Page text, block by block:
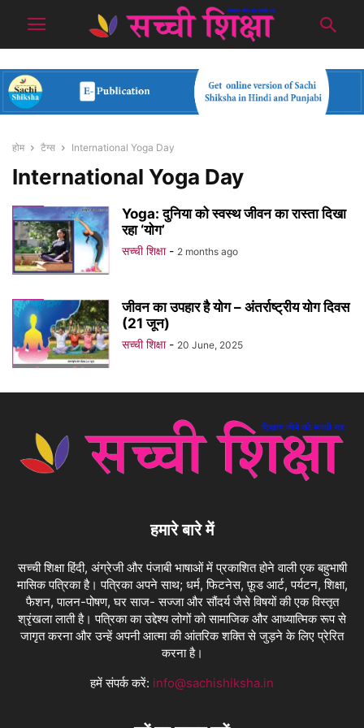
होम टैग्स International Yoga Day
International Yoga Day
Yoga: दुनिया को स्वस्थ जीवन का रास्ता दिखा
रहा ‘योग’
सच्ची शिक्षा - 2 months ago
जीवन का उपहार है योग – अंतर्राष्ट्रीय योग दिवस
(21 जून)
सच्ची शिक्षा - 20 June, 2025
हमारे बारे में
सच्ची शिक्षा हिंदी, अंग्रेजी और पंजाबी भाषाओं में प्रकाशित होने वाली एक बहुभाषी
मासिक पत्रिका है। पत्रिका अपने साथ; धर्म, फिटनेस, फ़ूड आर्ट, पर्यटन, शिक्षा,
फैशन, पालन-पोषण, घर साज- सज्जा और सौंदर्य जैसे विषयों की एक विस्तृत
श्रृंखला लाती है। पत्रिका का उद्देश्य लोगों को सामाजिक और आध्यात्मिक रूप से
जागृत करना और उन्हें अपनी आत्मा की आंतरिक शक्ति से जुड़ने के लिए प्रेरित
करना है।
हमें संपर्क करें: info@sachishiksha.in